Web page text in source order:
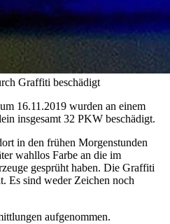
Graffiti beschädigt
16.11.2019 wurden an einem
insgesamt 32 PKW beschädigt.
in den frühen Morgenstunden
wahllos Farbe an die im
gesprüht haben. Die Graffiti
Es sind weder Zeichen noch
aufgenommen.